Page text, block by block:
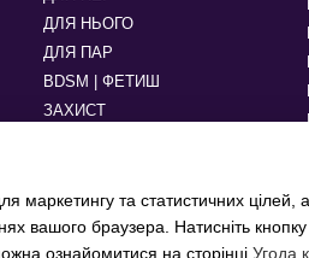
ДЛЯ НЬОГО
ДЛЯ ПАР
BDSM | ФЕТИШ
ЗАХИСТ
маркетингу та статистичних цілей,
вашого браузера. Натисніть
ознайомитися на сторінці Угода